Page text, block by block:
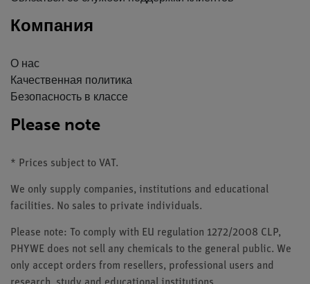
Компания
О нас
Качественная политика
Безопасность в классе
Please note
* Prices subject to VAT.
We only supply companies, institutions and educational
facilities. No sales to private individuals.
Please note: To comply with EU regulation 1272/2008 CLP,
PHYWE does not sell any chemicals to the general public. We
only accept orders from resellers, professional users and